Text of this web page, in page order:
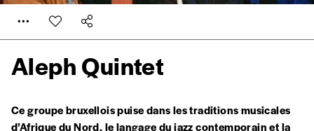
Aleph Quintet
Formulaire de
Ce groupe bruxellois puise dans les traditions musicales
d’Afrique du Nord, le langage du jazz contemporain et la